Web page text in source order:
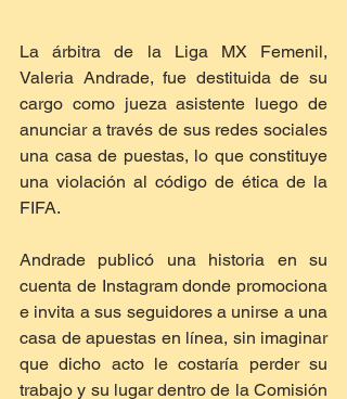
La árbitra de la Liga MX Femenil,
Valeria Andrade, fue destituida de su
cargo como jueza asistente luego de
anunciar a través de sus redes sociales
una casa de puestas, lo que constituye
una violación al código de ética de la
FIFA.
Andrade publicó una historia en su
cuenta de Instagram donde promociona
e invita a sus seguidores a unirse a una
casa de apuestas en línea, sin imaginar
que dicho acto le costaría perder su
trabajo y su lugar dentro de la Comisión